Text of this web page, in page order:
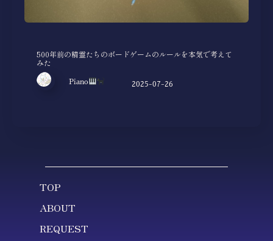
500年前の精霊たちのボードゲームのルールを本気で考えて
みた
Piano 2025-07-26
TOP
ABOUT
REQUEST